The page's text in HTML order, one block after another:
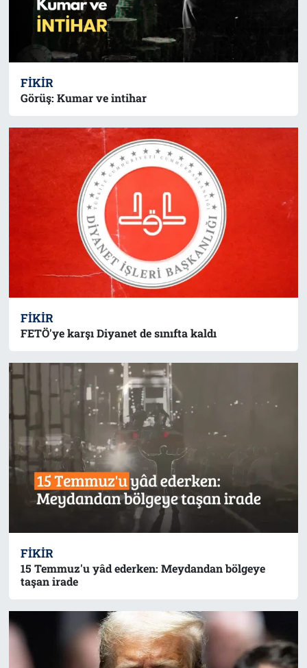
FIKIR
Görüş: Kumar ve intihar
FIKIR
FETÖ'ye karşı Diyanet de sınıfta kaldı
FIKIR
15 Temmuz'u yâd ederken: Meydandan bölgeye
taşan irade